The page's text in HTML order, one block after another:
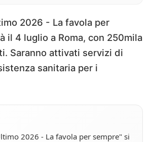
2026 - La favola per
il 4 luglio a Roma, con 250mila
Saranno attivati servizi di
sanitaria per i
2026 - La favola per sempre" si